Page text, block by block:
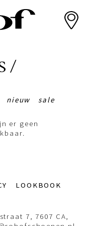
nieuw sale
er geen
LOOKBOOK
7, 7607 CA,